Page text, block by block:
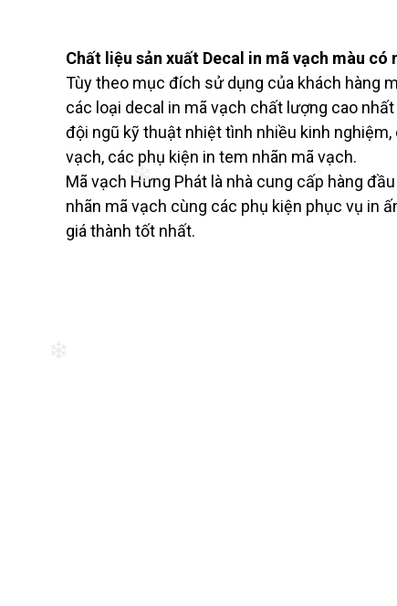
Chất liệu sản xuất Decal in mã vạch màu có
Tùy theo mục đích sử dụng của khách hàng
các loại decal in mã vạch chất lượng cao
đội ngũ kỹ thuật nhiệt tình nhiều kinh
vạch, các phụ kiện in tem nhãn mã vạch.
Mã vạch Hưng Phát là nhà cung cấp hàng
nhãn mã vạch cùng các phụ kiện phục vụ in
giá thành tốt nhất.
❄
❄